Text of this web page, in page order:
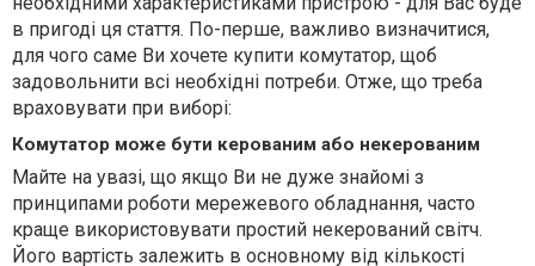
в пригоді ця стаття. По-перше, важливо визначитися,
для чого саме Ви хочете купити комутатор, щоб
задовольнити всі необхідні потреби. Отже, що треба
враховувати при виборі:
Комутатор може бути керованим або некерованим
Майте на увазі, що якщо Ви не дуже знайомі з
принципами роботи мережевого обладнання, часто
краще використовувати простий некерований світч.
Його вартість залежить в основному від кількості